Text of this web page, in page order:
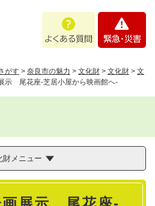
あ
問
・
がす > 奈良市の魅力 > 文化財 > 文化財 > 文
示 尾花座‐芝居小屋から映画館へ‐
財メニュー